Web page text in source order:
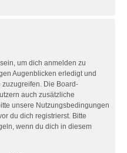
um dich anmelden zu
Augenblicken erledigt und
Die Board-
auch zusätzliche
unsere Nutzungsbedingungen
du dich registrierst. Bitte
wenn du dich in diesem